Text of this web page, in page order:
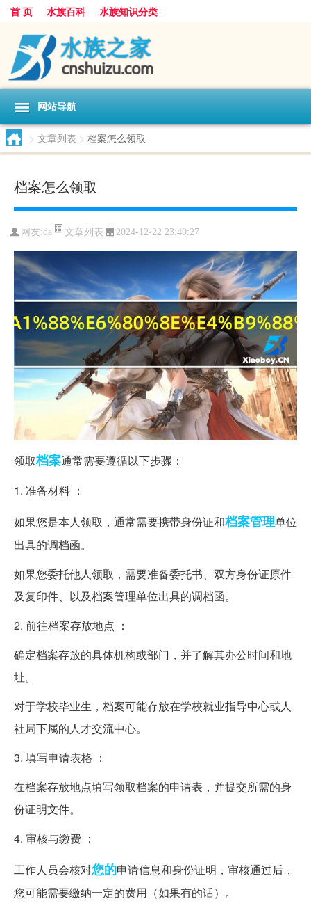
首 页 水族百科 水族知识分类
网站导航
> 文章列表 > 档案怎么领取
档案怎么领取
网友:da 文章列表 2024-12-22 23:40:27
领取档案通常需要遵循以下步骤：
1. 准备材料 ：
如果您是本人领取，通常需要携带身份证和档案管理单位
出具的调档函。
如果您委托他人领取，需要准备委托书、双方身份证原件
及复印件、以及档案管理单位出具的调档函。
2. 前往档案存放地点 ：
确定档案存放的具体机构或部门，并了解其办公时间和地
址。
对于学校毕业生，档案可能存放在学校就业指导中心或人
社局下属的人才交流中心。
3. 填写申请表格 ：
在档案存放地点填写领取档案的申请表，并提交所需的身
份证明文件。
4. 审核与缴费 ：
工作人员会核对您的申请信息和身份证明，审核通过后，
您可能需要缴纳一定的费用（如果有的话）。